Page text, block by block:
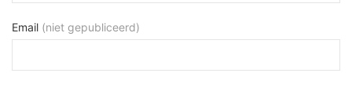
Email (niet gepubliceerd)